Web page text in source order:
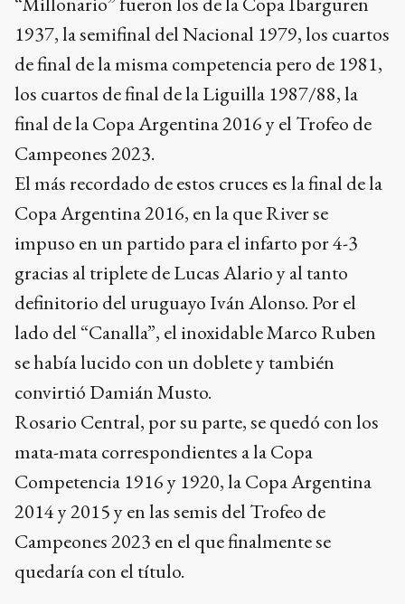
1937, la semifinal del Nacional 1979, los cuartos
de final de la misma competencia pero de 1981,
los cuartos de final de la Liguilla 1987/88, la
final de la Copa Argentina 2016 y el Trofeo de
Campeones 2023.
El más recordado de estos cruces es la final de la
Copa Argentina 2016, en la que River se
impuso en un partido para el infarto por 4-3
gracias al triplete de Lucas Alario y al tanto
definitorio del uruguayo Iván Alonso. Por el
lado del “Canalla”, el inoxidable Marco Ruben
se había lucido con un doblete y también
convirtió Damián Musto.
Rosario Central, por su parte, se quedó con los
mata-mata correspondientes a la Copa
Competencia 1916 y 1920, la Copa Argentina
2014 y 2015 y en las semis del Trofeo de
Campeones 2023 en el que finalmente se
quedaría con el título.